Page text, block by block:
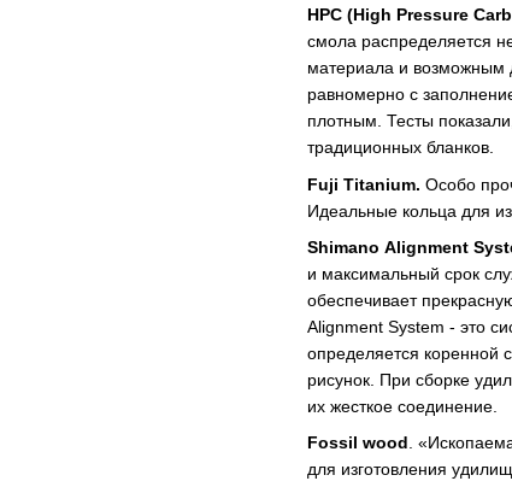
HPC (High Pressure
смола распределяется
материала и возможным
равномерно с
плотным. Тесты
традиционных бланков.
Fuji Titanium. Особо
Идеальные кольца для
Shimano Alignment
и максимальный срок
обеспечивает
Alignment System - это
определяется коренной
рисунок. При сборке
их жесткое соединение.
Fossil wood.
для изготовления